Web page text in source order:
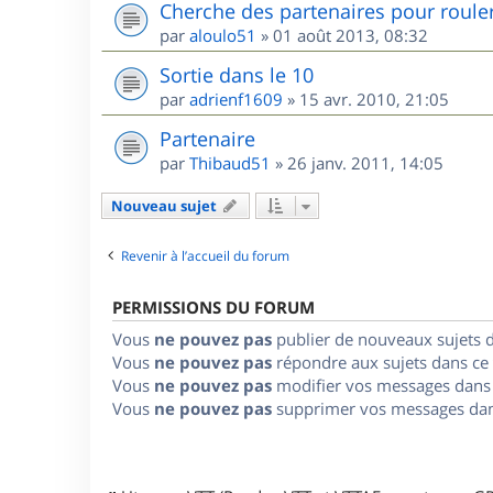
Cherche des partenaires pour
par aloulo51 » 01 août 2013, 08:32
Sortie dans le 10
par adrienf1609 » 15 avr. 2010, 21:05
Partenaire
par Thibaud51 » 26 janv. 2011, 14:05
Nouveau sujet
Revenir à l’accueil du forum
PERMISSIONS DU FORUM
Vous ne pouvez pas publier de nouveaux sujets
Vous ne pouvez pas répondre aux sujets dans
Vous ne pouvez pas modifier vos messages
Vous ne pouvez pas supprimer vos messages